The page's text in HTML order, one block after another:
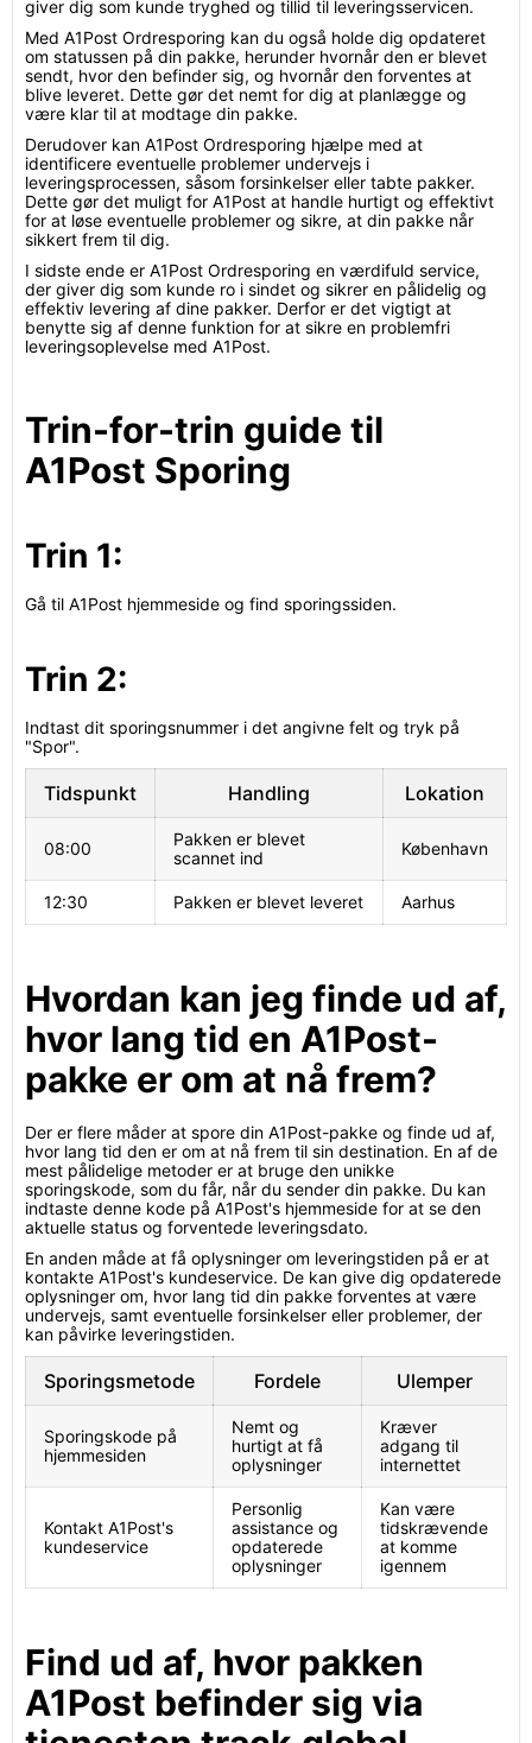
giver dig som kunde tryghed og tillid til leveringsservicen.
Med A1Post Ordresporing kan du også holde dig opdateret
om statussen på din pakke, herunder hvornår den er blevet
sendt, hvor den befinder sig, og hvornår den forventes at
blive leveret. Dette gør det nemt for dig at planlægge og
være klar til at modtage din pakke.
Derudover kan A1Post Ordresporing hjælpe med at
identificere eventuelle problemer undervejs i
leveringsprocessen, såsom forsinkelser eller tabte pakker.
Dette gør det muligt for A1Post at handle hurtigt og effektivt
for at løse eventuelle problemer og sikre, at din pakke når
sikkert frem til dig.
I sidste ende er A1Post Ordresporing en værdifuld service,
der giver dig som kunde ro i sindet og sikrer en pålidelig og
effektiv levering af dine pakker. Derfor er det vigtigt at
benytte sig af denne funktion for at sikre en problemfri
leveringsoplevelse med A1Post.
Trin-for-trin guide til
A1Post Sporing
Trin 1:
Gå til A1Post hjemmeside og find sporingssiden.
Trin 2:
Indtast dit sporingsnummer i det angivne felt og tryk på
"Spor".
Tidspunkt Handling Lokation
08:00
Pakken er blevet
scannet ind
København
12:30 Pakken er blevet leveret Aarhus
Hvordan kan jeg finde ud af,
hvor lang tid en A1Post-
pakke er om at nå frem?
Der er flere måder at spore din A1Post-pakke og finde ud af,
hvor lang tid den er om at nå frem til sin destination. En af de
mest pålidelige metoder er at bruge den unikke
sporingskode, som du får, når du sender din pakke. Du kan
indtaste denne kode på A1Post's hjemmeside for at se den
aktuelle status og forventede leveringsdato.
En anden måde at få oplysninger om leveringstiden på er at
kontakte A1Post's kundeservice. De kan give dig opdaterede
oplysninger om, hvor lang tid din pakke forventes at være
undervejs, samt eventuelle forsinkelser eller problemer, der
kan påvirke leveringstiden.
Sporingsmetode Fordele Ulemper
Sporingskode på
hjemmesiden
Nemt og
hurtigt at få
oplysninger
Kræver
adgang til
internettet
Kontakt A1Post's
kundeservice
Personlig
assistance og
opdaterede
oplysninger
Kan være
tidskrævende
at komme
igennem
Find ud af, hvor pakken
A1Post befinder sig via